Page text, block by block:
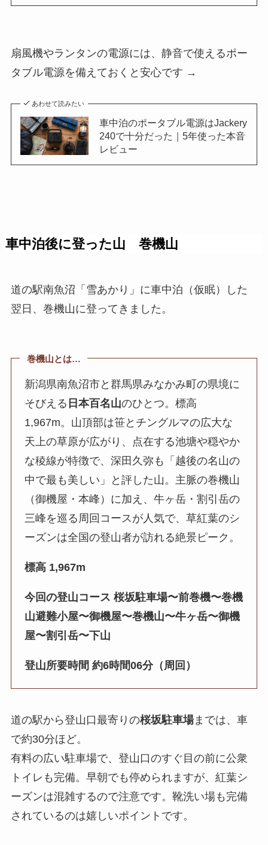
扇風機やランタンの電源には、静音で使えるポー
タブル電源を備えておくと安心です →
あわせて読みたい
車中泊のポータブル電源はJackery
240で十分だった｜5年使った本音
レビュー
車中泊後に登った山 巻機山
道の駅南魚沼「雪あかり」に車中泊（仮眠）した
翌日、巻機山に登ってきました。
巻機山とは…
新潟県南魚沼市と群馬県みなかみ町の県境に
そびえる 日本百名山のひとつ。標高
1,967m。山頂部は笹とチングルマの広大な
天上の草原が広がり、点在する池塘や穏やか
な稜線が特徴で、深田久弥も「越後の名山の
中で最も美しい」と評した山。主脈の巻機山
（御機屋・本峰）に加え、牛ヶ岳・割引岳の
三峰を巡る周回コースが人気で、草紅葉のシ
ーズンは全国の登山者が訪れる絶景ピーク。
標高 1,967m
今回の登山コース 桜坂駐車場〜前巻機〜巻機
山避難小屋〜御機屋〜巻機山〜牛ヶ岳〜御機
屋〜割引岳〜下山
登山所要時間 約6時間06分（周回）
道の駅から登山口最寄りの桜坂駐車場までは、車
で約30分ほど。
有料の広い駐車場で、登山口のすぐ目の前に公衆
トイレも完備。早朝でも停められますが、紅葉シ
ーズンは混雑するので注意です。靴洗い場も完備
されているのは嬉しいポイントです。